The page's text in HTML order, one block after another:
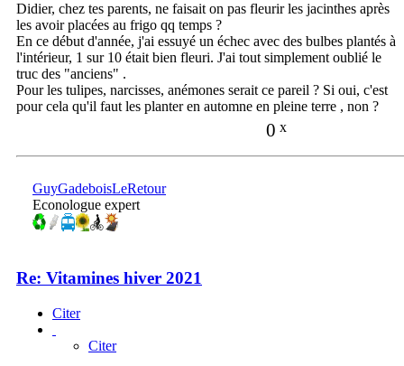
Didier, chez tes parents, ne faisait on pas fleurir les jacinthes après
les avoir placées au frigo qq temps ?
En ce début d'année, j'ai essuyé un échec avec des bulbes plantés à
l'intérieur, 1 sur 10 était bien fleuri. J'ai tout simplement oublié le
truc des "anciens" .
Pour les tulipes, narcisses, anémones serait ce pareil ? Si oui, c'est
pour cela qu'il faut les planter en automne en pleine terre , non ?
0 x
GuyGadeboisLeRetour
Econologue expert
Re: Vitamines hiver 2021
Citer
Citer